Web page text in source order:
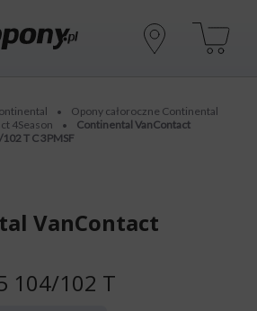
• Opony całoroczne Continental
4Season •
Continental VanContact
T C 3PMSF
VanContact
104/102 T